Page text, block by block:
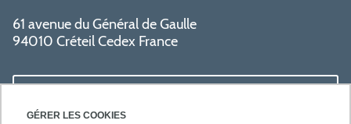
GÉRER LES COOKIES
61 avenue du Général de Gaulle
94010 Créteil Cedex France